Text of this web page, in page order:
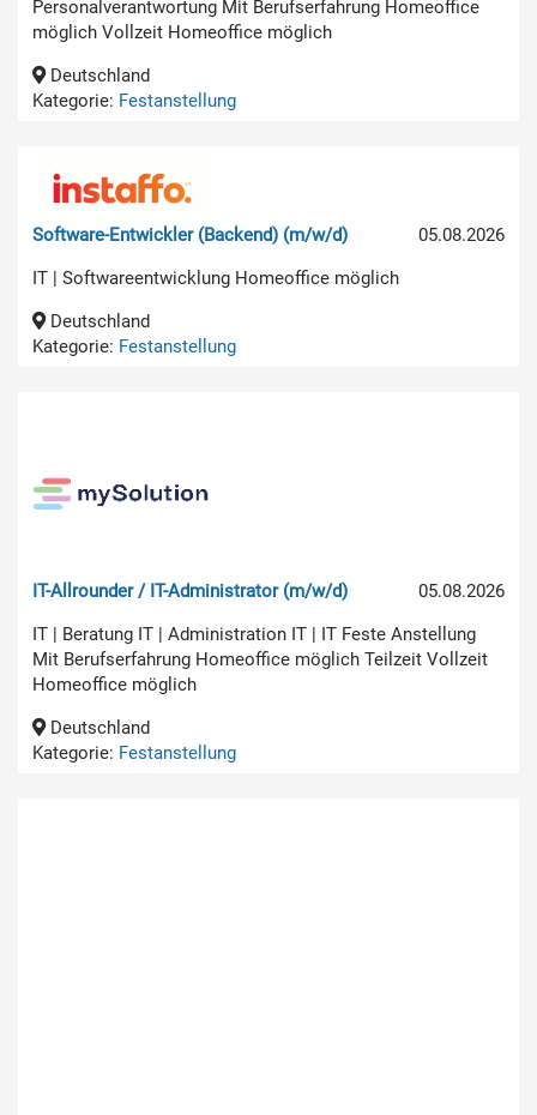
Personalverantwortung Mit Berufserfahrung Homeoffice
möglich Vollzeit Homeoffice möglich
Deutschland
Kategorie: Festanstellung
05.08.2026
Software-Entwickler (Backend) (m/w/d)
IT | Softwareentwicklung Homeoffice möglich
Deutschland
Kategorie: Festanstellung
05.08.2026
IT-Allrounder / IT-Administrator (m/w/d)
IT | Beratung IT | Administration IT | IT Feste Anstellung
Mit Berufserfahrung Homeoffice möglich Teilzeit Vollzeit
Homeoffice möglich
Deutschland
Kategorie: Festanstellung